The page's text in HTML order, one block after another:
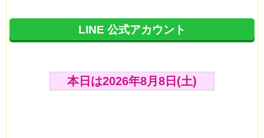
LINE 公式アカウント
本日は2026年8月8日(土)